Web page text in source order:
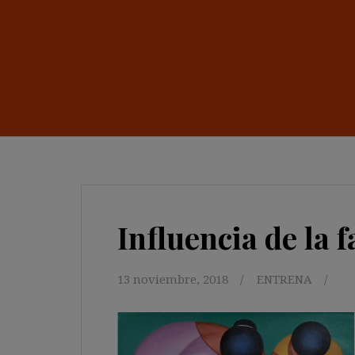
Influencia de la
13 noviembre, 2018 ENTRENA